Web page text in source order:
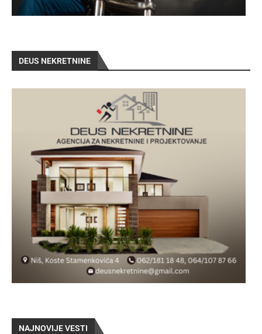
DEUS NEKRETNINE
NAJNOVIJE VESTI